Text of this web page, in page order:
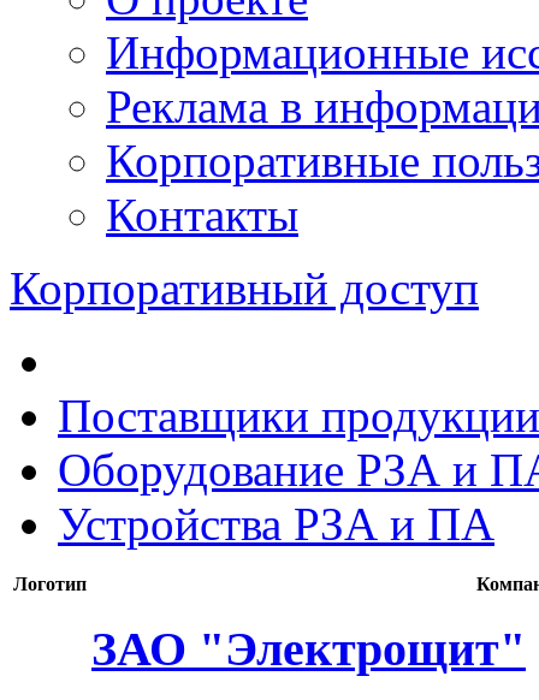
Информационные
Реклама в
Корпоративные
Контакты
Корпоративный доступ
Поставщики
Оборудование РЗА и
Устройства РЗА и ПА
Логотип
ЗАО "Электрощит"